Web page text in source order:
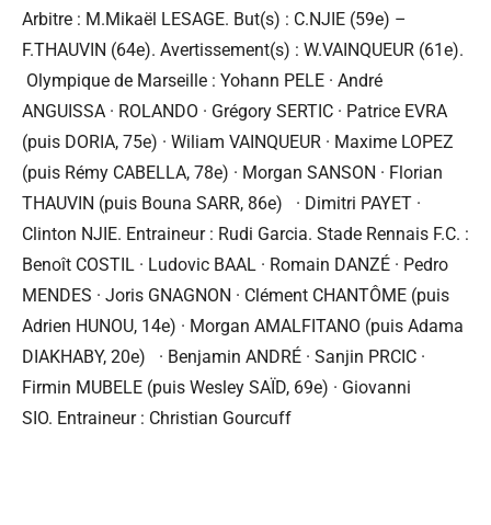
Arbitre : M.Mikaël LESAGE. But(s) : C.NJIE (59e) –
F.THAUVIN (64e). Avertissement(s) : W.VAINQUEUR (61e).
Olympique de Marseille : Yohann PELE · André
ANGUISSA · ROLANDO · Grégory SERTIC · Patrice EVRA
(puis DORIA, 75e) · Wiliam VAINQUEUR · Maxime LOPEZ
(puis Rémy CABELLA, 78e) · Morgan SANSON · Florian
THAUVIN (puis Bouna SARR, 86e) · Dimitri PAYET ·
Clinton NJIE. Entraineur : Rudi Garcia. Stade Rennais F.C. :
Benoît COSTIL · Ludovic BAAL · Romain DANZÉ · Pedro
MENDES · Joris GNAGNON · Clément CHANTÔME (puis
Adrien HUNOU, 14e) · Morgan AMALFITANO (puis Adama
DIAKHABY, 20e) · Benjamin ANDRÉ · Sanjin PRCIC ·
Firmin MUBELE (puis Wesley SAÏD, 69e) · Giovanni
SIO. Entraineur : Christian Gourcuff